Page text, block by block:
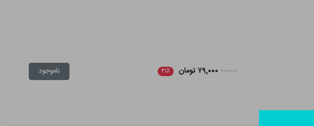
۱۰۰۰۰۰ ۷۹,۰۰۰ تومان ۲۱٪ ناموجود